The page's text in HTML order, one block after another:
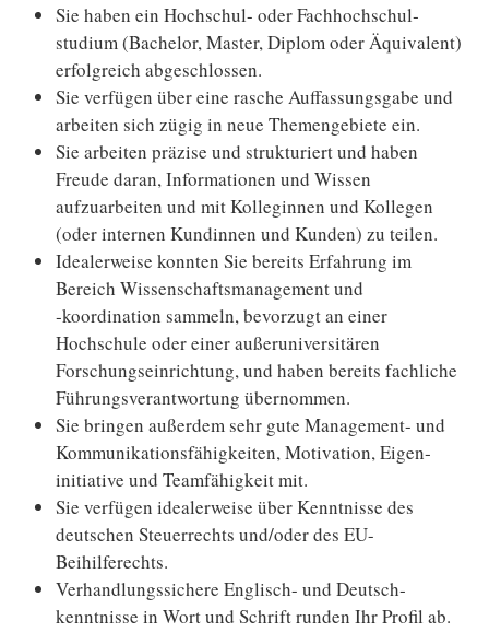
Sie haben ein Hochschul- oder Fach­hochschul­
studium (Bachelor, Master, Diplom oder Äquivalent)
erfolgreich abgeschlossen.
Sie verfügen über eine rasche Auffassungs­gabe und
arbeiten sich zügig in neue Themen­gebiete ein.
Sie arbeiten präzise und strukturiert und haben
Freude daran, Informationen und Wissen
aufzuarbeiten und mit Kolleginnen und Kollegen
(oder internen Kundinnen und Kunden) zu teilen.
Idealerweise konnten Sie bereits Erfahrung im
Bereich Wissenschafts­management und
‑koordination sammeln, bevorzugt an einer
Hochschule oder einer außer­universitären
Forschungs­einrichtung, und haben bereits fachliche
Führungs­verantwortung über­nommen.
Sie bringen außerdem sehr gute Management- und
Kommunikations­fähigkeiten, Motivation, Eigen­
initiative und Teamfähigkeit mit.
Sie verfügen idealerweise über Kenntnisse des
deutschen Steuerrechts und/oder des EU-
Beihilferechts.
Verhandlungs­sichere Englisch- und Deutsch­
kenntnisse in Wort und Schrift runden Ihr Profil ab.